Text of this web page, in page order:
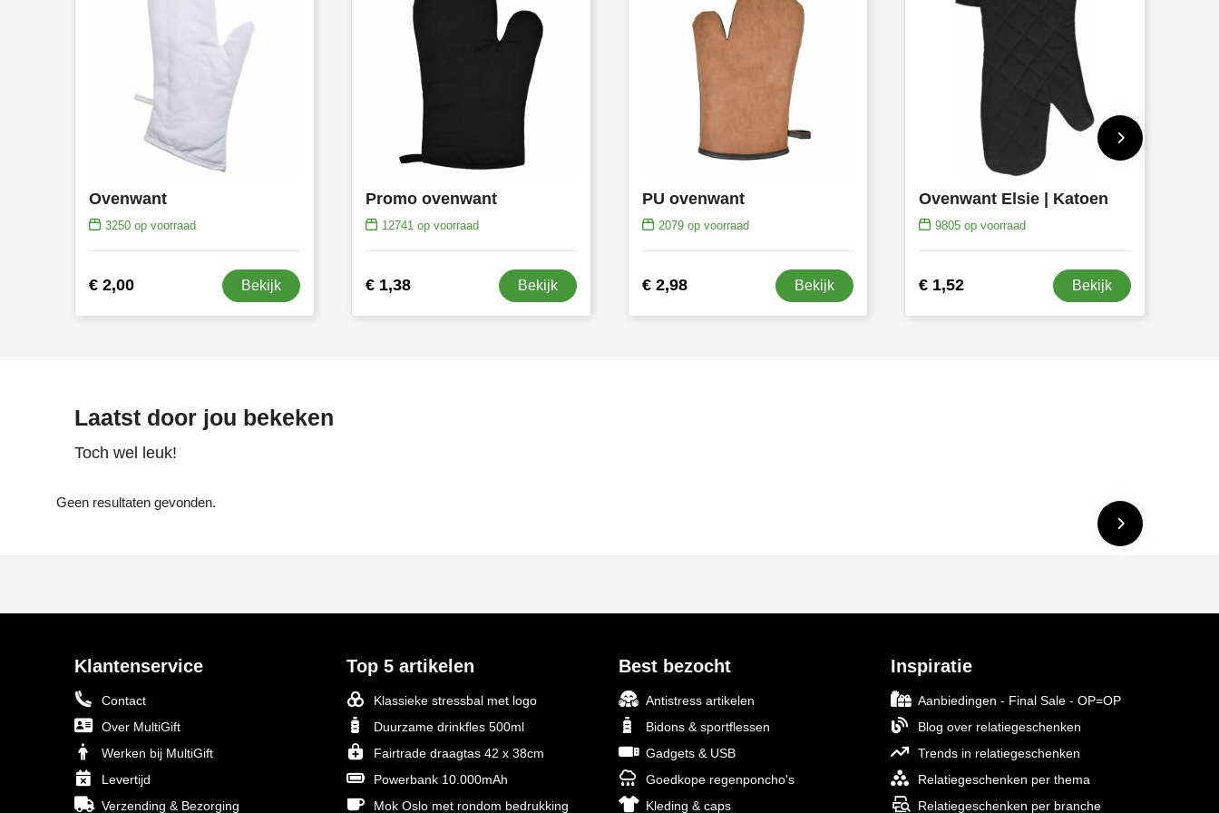
Ovenwant
3250op voorraad
€ 2,00 Bekijk
Promo ovenwant
12741 op voorraad
€ 1,38 Bekijk
PU ovenwant
2079 op voorraad
€ 2,98 Bekijk
Ovenwant Elsie | Katoen
9805 op voorraad
€ 1,52 Bekijk
Laatst door jou bekeken
Toch wel leuk!
Geen resultaten gevonden.
Klantenservice
Contact
Over MultiGift
Werken bij MultiGift
Levertijd
Verzending & Bezorging
Top 5 artikelen
Klassieke stressbal met logo
Duurzame drinkfles 500ml
Fairtrade draagtas 42 x 38cm
Powerbank 10.000mAh
Mok Oslo met rondom bedrukking
Best bezocht
Antistress artikelen
Bidons & sportflessen
Gadgets & USB
Goedkope regenponcho's
Kleding & caps
Inspiratie
Aanbiedingen - Final Sale - OP=OP
Blog over relatiegeschenken
Trends in relatiegeschenken
Relatiegeschenken per thema
Relatiegeschenken per branche